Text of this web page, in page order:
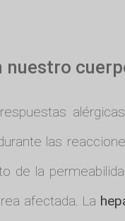
nuestro
las
la
afectada. La